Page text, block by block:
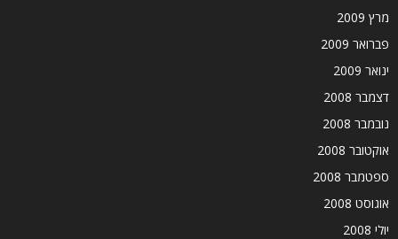
מרץ 2009
פברואר 2009
ינואר 2009
דצמבר 2008
נובמבר 2008
אוקטובר 2008
ספטמבר 2008
אוגוסט 2008
יולי 2008